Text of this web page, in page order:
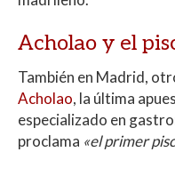
Acholao y el
También en Madrid,
Acholao, la última
especializado en
proclama «el primer